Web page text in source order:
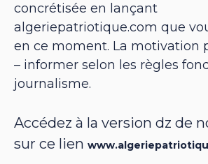
concrétisée en lançant
algeriepatriotique.com que
en ce moment. La motivation
– informer selon les règles
journalisme.
Accédez à la version dz de
sur ce lien